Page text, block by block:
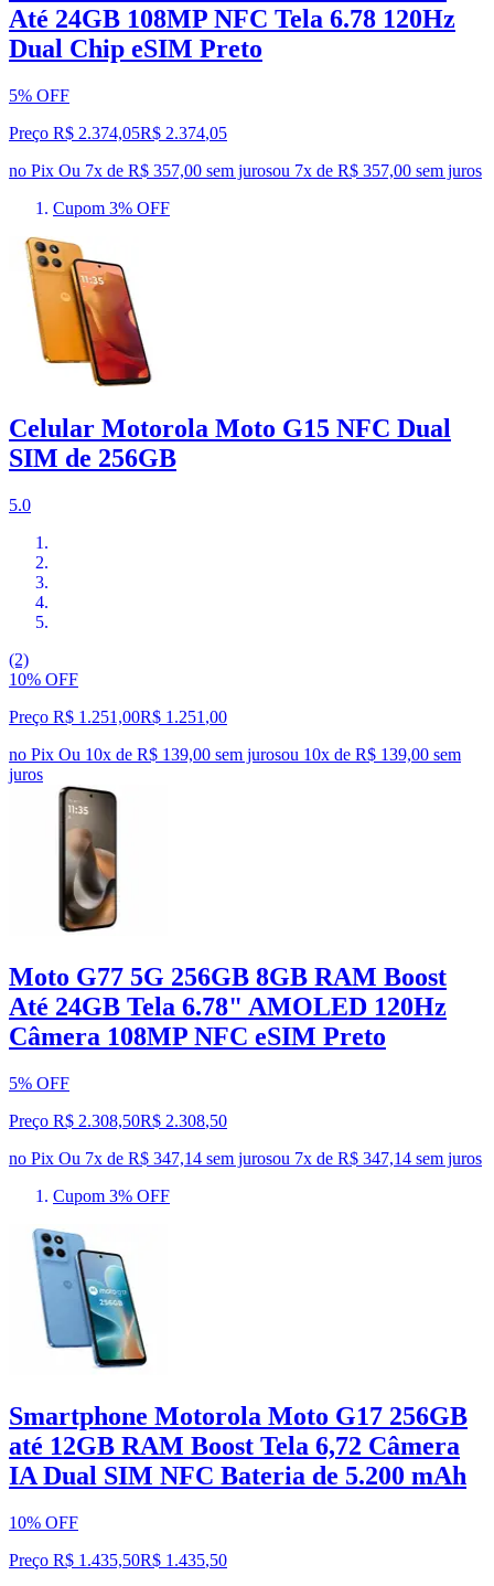
Até 24GB 108MP NFC Tela 6.78 120Hz
Dual Chip eSIM Preto
5% OFF
Preço R$ 2.374,05R$ 2.374,05
no Pix Ou 7x de R$ 357,00 sem jurosou 7x de R$ 357,00 sem juros
Cupom 3% OFF
Celular Motorola Moto G15 NFC Dual
SIM de 256GB
5.0
(2)
10% OFF
Preço R$ 1.251,00R$ 1.251 ,00
no Pix Ou 10x de R$ 139,00 sem jurosou 10x de R$ 139,00 sem
juros
Moto G77 5G 256GB 8GB RAM Boost
Até 24GB Tela 6.78" AMOLED 120Hz
Câmera 108MP NFC eSIM Preto
5% OFF
Preço R$ 2.308,50R$ 2.308,50
no Pix Ou 7x de R$ 347,14 sem jurosou 7x de R$ 347,14 sem juros
Cupom 3% OFF
Smartphone Motorola Moto G17 256GB
até 12GB RAM Boost Tela 6,72 Câmera
IA Dual SIM NFC Bateria de 5.200 mAh
10% OFF
Preço R$ 1.435,50R$ 1.435,50